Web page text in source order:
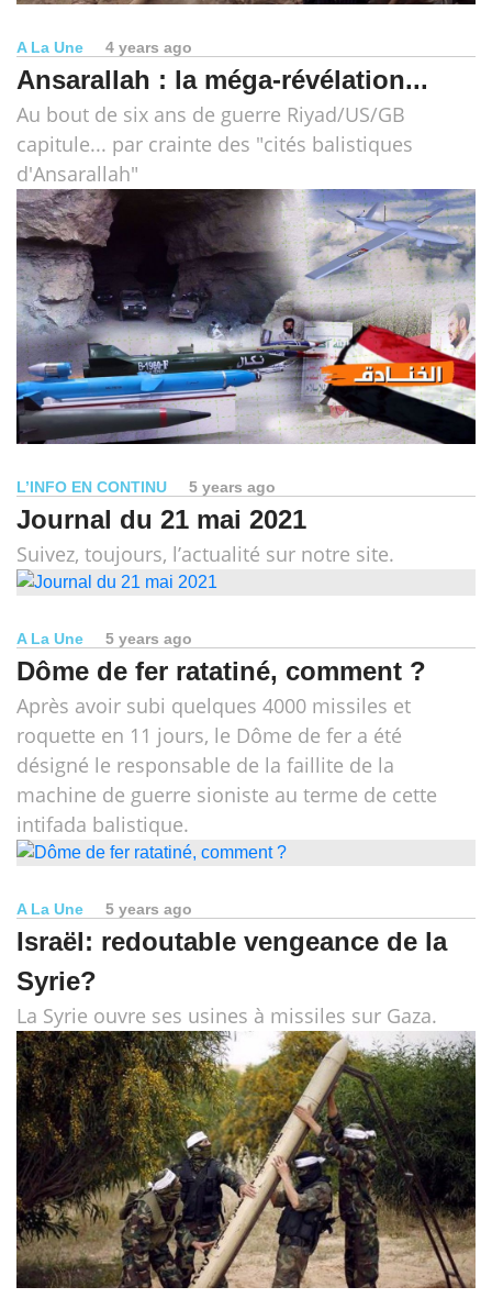
A La Une 4 years ago
Ansarallah : la méga-révélation...
Au bout de six ans de guerre Riyad/US/GB
capitule... par crainte des "cités balistiques
d'Ansarallah"
L’INFO EN CONTINU 5 years ago
Journal du 21 mai 2021
Suivez, toujours, l’actualité sur notre site.
A La Une 5 years ago
Dôme de fer ratatiné, comment ?
Après avoir subi quelques 4000 missiles et
roquette en 11 jours, le Dôme de fer a été
désigné le responsable de la faillite de la
machine de guerre sioniste au terme de cette
intifada balistique.
A La Une 5 years ago
Israël: redoutable vengeance de la
Syrie?
La Syrie ouvre ses usines à missiles sur Gaza.